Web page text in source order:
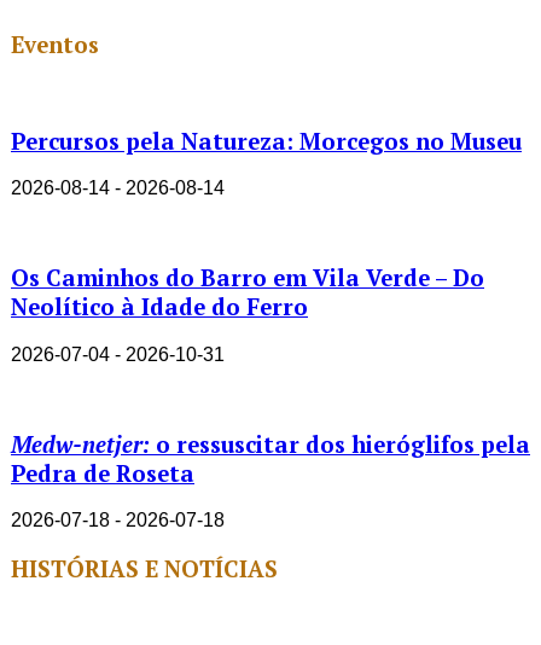
Eventos
Percursos pela Natureza: Morcegos no Museu
2026-08-14 - 2026-08-14
Os Caminhos do Barro em Vila Verde – Do
Neolítico à Idade do Ferro
2026-07-04 - 2026-10-31
Medw-netjer: o ressuscitar dos hieróglifos pela
Pedra de Roseta
2026-07-18 - 2026-07-18
HISTÓRIAS E NOTÍCIAS